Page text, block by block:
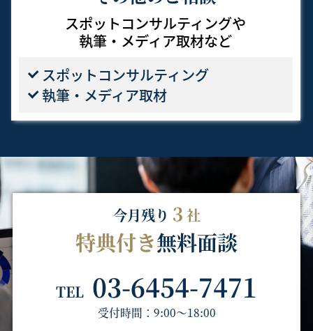
スポットコンサルティングや
執筆・メディア取材など
スポット コンサルティング
執筆・メディア取材
今月残り ３ 社
特典付き無料面談
TEL 03-6454-7471
受付時間：9:00〜18:00